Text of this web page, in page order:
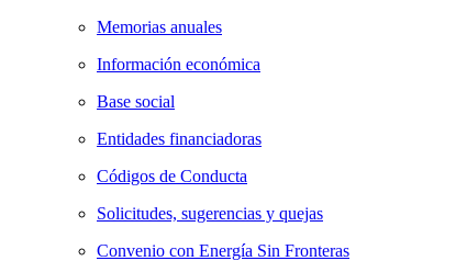
Memorias anuales
Información económica
Base social
Entidades financiadoras
Códigos de Conducta
Solicitudes, sugerencias y quejas
Convenio con Energía Sin Fronteras